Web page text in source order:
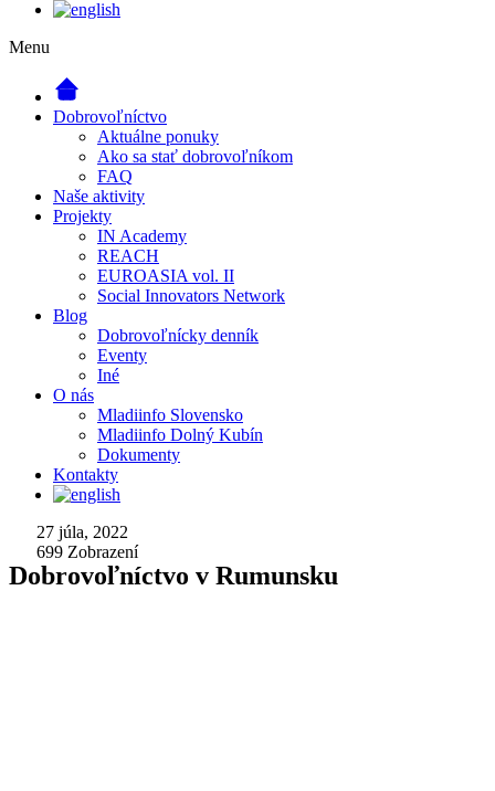
Menu
Dobrovoľníctvo
Aktuálne ponuky
Ako sa stať dobrovoľníkom
FAQ
Naše aktivity
Projekty
IN Academy
REACH
EUROASIA vol. II
Social Innovators Network
Blog
Dobrovoľnícky denník
Eventy
Iné
O nás
Mladiinfo Slovensko
Mladiinfo Dolný Kubín
Dokumenty
Kontakty
27 júla, 2022
699 Zobrazení
Dobrovoľníctvo v Rumunsku